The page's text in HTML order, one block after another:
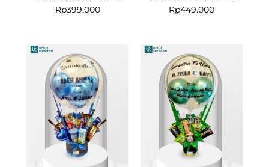
Rp399.000
Rp449.000